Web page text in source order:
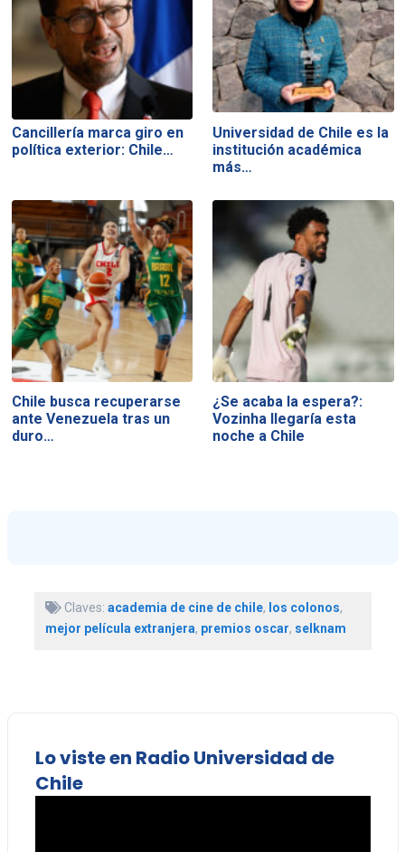
Cancillería marca giro en
política exterior: Chile…
Universidad de Chile es la
institución académica
más…
Chile busca recuperarse
ante Venezuela tras un
duro…
¿Se acaba la espera?:
Vozinha llegaría esta
noche a Chile
Claves: academia de cine de chile, los colonos,
mejor película extranjera, premios oscar, selknam
Lo viste en Radio Universidad de
Chile